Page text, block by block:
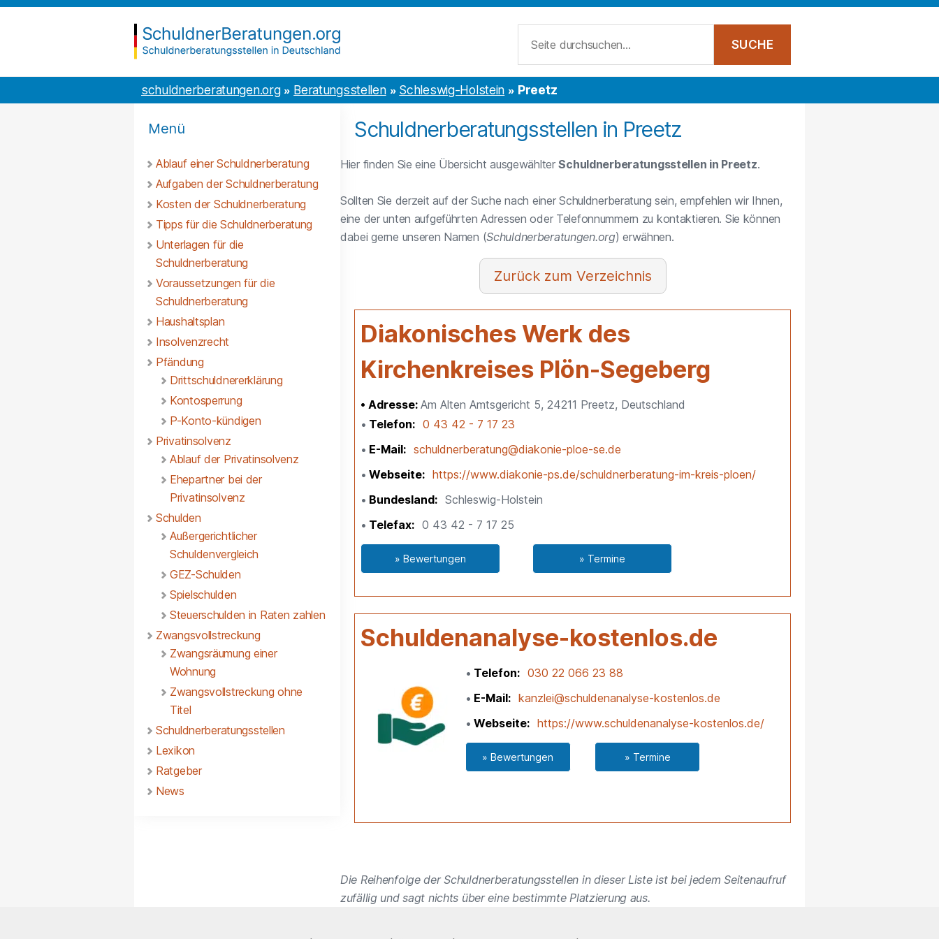
Inhalt
to
schuldnerberatungen.org Beratungsstellen Schleswig-Holstein Preetz
Menü
Ablauf einer Schuldnerberatung
Aufgaben der Schuldnerberatung
Kosten der Schuldnerberatung
Tipps für die Schuldnerberatung
Unterlagen für die
Schuldnerberatung
Voraussetzungen für die
Schuldnerberatung
Haushaltsplan
Insolvenzrecht
Pfändung
Drittschuldnererklärung
Kontosperrung
P-Konto-kündigen
Privatinsolvenz
Ablauf der Privatinsolvenz
Ehepartner bei der
Privatinsolvenz
Schulden
Außergerichtlicher
Schuldenvergleich
GEZ-Schulden
Spielschulden
Steuerschulden in Raten zahlen
Zwangsvollstreckung
Zwangsräumung einer
Wohnung
Zwangsvollstreckung ohne
Titel
Schuldnerberatungsstellen
Lexikon
Ratgeber
News
Schuldnerberatungsstellen in Preetz
Hier finden Sie eine Übersicht ausgewählterSchuldnerberatungsstellen in Preetz.
Sollten Sie derzeit auf der Suche nach einer Schuldnerberatung sein, empfehlen wir Ihnen,
eine der unten aufgeführten Adressen oder Telefonnummern zu kontaktieren. Sie können
dabei gerne unseren Namen (Schuldnerberatungen.org) erwähnen.
Verzeichnis
Diakonisches Werk des
Kirchenkreises Plön-Segeberg
Adresse: Am Alten Amtsgericht 5, 24211 Preetz, Deutschland
Telefon
0 43 42 - 7 17 23
E-Mail
schuldnerberatung@diakonie-ploe-se.de
Webseite
https://www.diakonie-ps.de/schuldnerberatung-im-kreis-ploen/
Bundesland
Schleswig-Holstein
Telefax
0 43 42 - 7 17 25
» Bewertungen » Termine
Schuldenanalyse-kostenlos.de
Telefon
030 22 066 23 88
E-Mail
kanzlei@schuldenanalyse-kostenlos.de
Webseite
https://www.schuldenanalyse-kostenlos.de/
» Bewertungen » Termine
Die Reihenfolge der Schuldnerberatungsstellen in dieser Liste ist bei jedem Seitenaufruf
zufällig und sagt nichts über eine bestimmte Platzierung aus.